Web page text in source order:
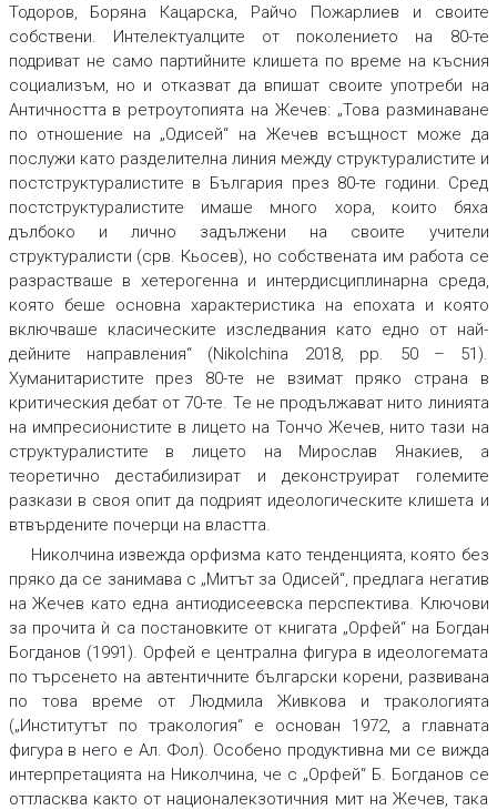
Тодоров, Боряна Кацарска, Райчо Пожарлиев и своите
собствени. Интелектуалците от поколението на 80-те
подриват не само партийните клишета по време на късния
социализъм, но и отказват да впишат своите употреби на
Античността в ретроутопията на Жечев: „Това разминаване
по отношение на „Одисей“ на Жечев всъщност може да
послужи като разделителна линия между структуралистите и
постструктуралистите в България през 80-те години. Сред
постструктуралистите имаше много хора, които бяха
дълбоко и лично задължени на своите учители
структуралисти (срв. Кьосев), но собствената им работа се
разрастваше в хетерогенна и интердисциплинарна среда,
която беше основна характеристика на епохата и която
включваше класическите изследвания като едно от най-
дейните направления“ (Nikolchina 2018, pp. 50 – 51).
Хуманитаристите през 80-те не взимат пряко страна в
критическия дебат от 70-те. Те не продължават нито линията
на импресионистите в лицето на Тончо Жечев, нито тази на
структуралистите в лицето на Мирослав Янакиев, а
теоретично дестабилизират и деконструират големите
разкази в своя опит да подрият идеологическите клишета и
втвърдените почерци на властта.
Николчина извежда орфизма като тенденцията, която без
пряко да се занимава с „Митът за Одисей“, предлага негатив
на Жечев като една антиодисеевска перспектива. Ключови
за прочита ѝ са постановките от книгата „Орфей“ на Богдан
Богданов (1991). Орфей е централна фигура в идеологемата
по търсенето на автентичните български корени, развивана
по това време от Людмила Живкова и тракологията
(„Институтът по тракология“ е основан 1972, а главната
фигура в него е Ал. Фол). Особено продуктивна ми се вижда
интерпретацията на Николчина, че с „Орфей“ Б. Богданов се
оттласква както от националекзотичния мит на Жечев, така